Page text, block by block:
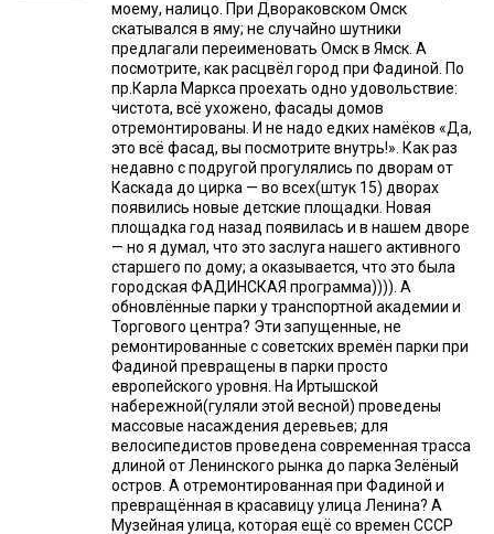
моему, налицо. При Двораковском Омск
скатывался в яму; не случайно шутники
предлагали переименовать Омск в Ямск. А
посмотрите, как расцвёл город при Фадиной. По
пр.Карла Маркса проехать одно удовольствие:
чистота, всё ухожено, фасады домов
отремонтированы. И не надо едких намёков «Да,
это всё фасад, вы посмотрите внутрь!». Как раз
недавно с подругой прогулялись по дворам от
Каскада до цирка — во всех(штук 15) дворах
появились новые детские площадки. Новая
площадка год назад появилась и в нашем дворе
— но я думал, что это заслуга нашего активного
старшего по дому; а оказывается, что это была
городская ФАДИНСКАЯ программа)))). А
обновлённые парки у транспортной академии и
Торгового центра? Эти запущенные, не
ремонтированные с советских времён парки при
Фадиной превращены в парки просто
европейского уровня. На Иртышской
набережной(гуляли этой весной) проведены
массовые насаждения деревьев; для
велосипедистов проведена современная трасса
длиной от Ленинского рынка до парка Зелёный
остров. А отремонтированная при Фадиной и
превращённая в красавицу улица Ленина? А
Музейная улица, которая ещё со времен СССР